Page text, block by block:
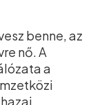
benne, az
nő. A
a